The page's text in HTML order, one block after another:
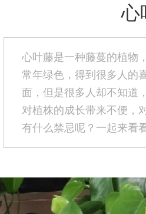
心
心叶藤是一种藤蔓的植物
常年绿色，得到很多人的
面，但是很多人却不知道
对植株的成长带来不便，
有什么禁忌呢？一起来看看